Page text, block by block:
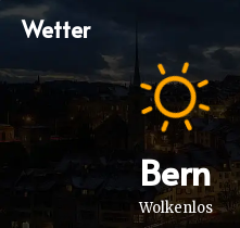
Wetter
Bern
Wolkenlos